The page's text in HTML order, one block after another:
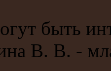
быть
В. В. -